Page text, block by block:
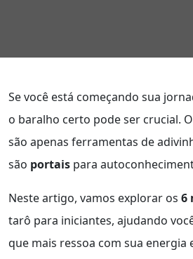
Se você está começando sua
o baralho certo pode ser crucial.
são apenas ferramentas de
são portais para
Neste artigo, vamos explorar os 6
tarô para iniciantes, ajudando
que mais ressoa com sua energia